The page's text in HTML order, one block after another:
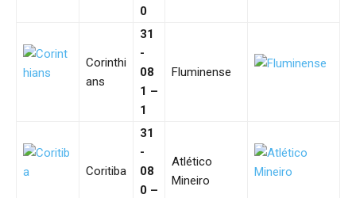
0
Corinthi
ans
31
-
08
1 –
1
Fluminense
Coritiba
31
-
08
0 –
Atlético
Mineiro